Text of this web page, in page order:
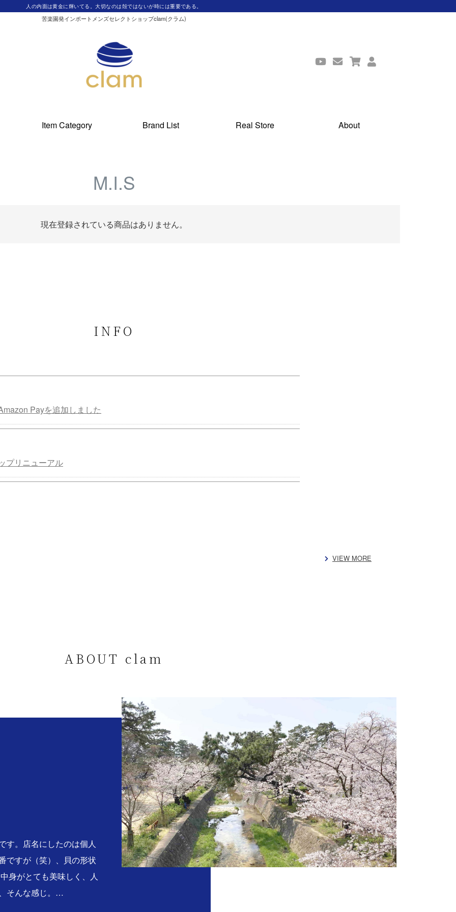
人の内面は黄金に輝いてる。大切なのは殻ではないが時には重要である。
苦楽園発インポートメンズセレクトショップclam(クラム)
Item Category Brand List Real Store About
M.I.S
現在登録されている商品はありません。
INFO
Payを追加しました
プリニューアル
VIEW MORE
ABOUT clam
す。店名にしたのは個人
ですが（笑）、貝の形状
身がとても美味しく、人
そんな感じ。…